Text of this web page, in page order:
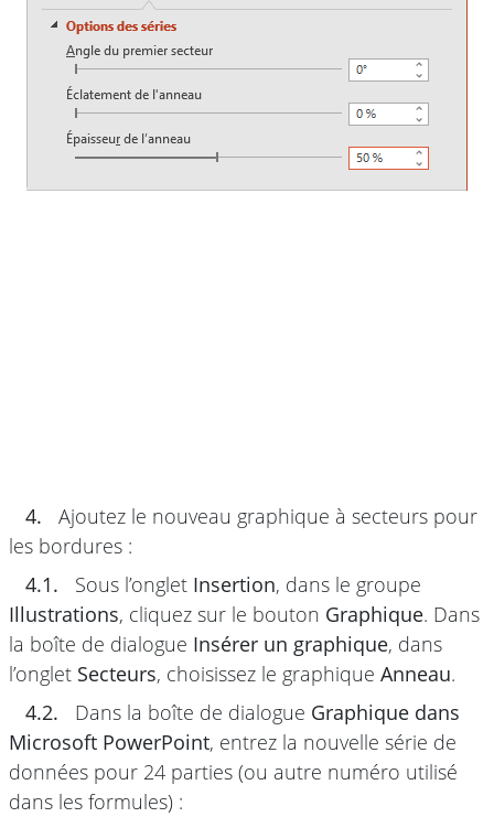
4.
Ajoutez le nouveau graphique à secteurs pour
les bordures :
4.1.
Sous l’onglet Insertion, dans le groupe
Illustrations, cliquez sur le bouton Graphique. Dans
la boîte de dialogue Insérer un graphique, dans
l’onglet Secteurs, choisissez le graphique Anneau.
4.2.
Dans la boîte de dialogue Graphique dans
Microsoft PowerPoint, entrez la nouvelle série de
données pour 24 parties (ou autre numéro utilisé
dans les formules) :